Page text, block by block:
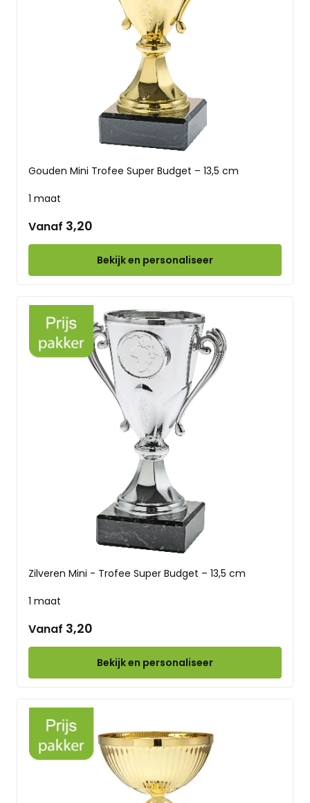
Gouden Mini Trofee Super Budget – 13,5 cm
1 maat
Vanaf 3,20
Bekijk en personaliseer
Zilveren Mini - Trofee Super Budget – 13,5 cm
1 maat
Vanaf 3,20
Bekijk en personaliseer